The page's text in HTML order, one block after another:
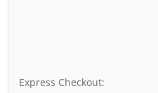
Express Checkout: